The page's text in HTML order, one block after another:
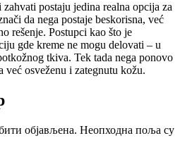
postaju jedina realna opcija za
da nega postaje beskorisna, već
rešenje. Postupci kao što je
gde kreme ne mogu delovati – u
tkiva. Tek tada nega ponovo
već osveženu i zategnutu kožu.
објављена. Неопходна поља су